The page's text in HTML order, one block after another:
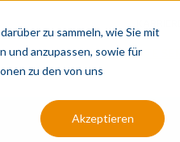
zu sammeln, wie Sie mit
und anzupassen, sowie für
zu den von uns
Akzeptieren
ANALYSE INTEGRIERTE